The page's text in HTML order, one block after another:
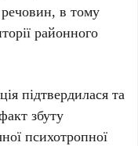
в тому
районного
підтвердилася та
збуту
психотропної